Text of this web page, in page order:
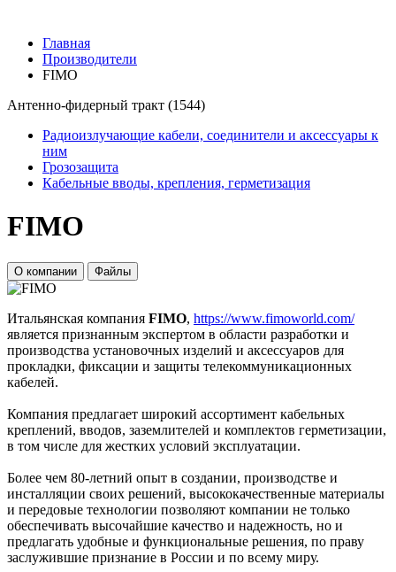
Главная
Производители
FIMO
Антенно-фидерный тракт (1544)
Радиоизлучающие кабели, соединители и аксессуары к
ним
Грозозащита
Кабельные вводы, крепления, герметизация
FIMO
О компании Файлы
Итальянская компания FIMO, https://www.fimoworld.com/
является признанным экспертом в области разработки и
производства установочных изделий и аксессуаров для
прокладки, фиксации и защиты телекоммуникационных
кабелей.
Компания предлагает широкий ассортимент кабельных
креплений, вводов, заземлителей и комплектов герметизации,
в том числе для жестких условий эксплуатации.
Более чем 80-летний опыт в создании, производстве и
инсталляции своих решений, высококачественные материалы
и передовые технологии позволяют компании не только
обеспечивать высочайшие качество и надежность, но и
предлагать удобные и функциональные решения, по праву
заслужившие признание в России и по всему миру.